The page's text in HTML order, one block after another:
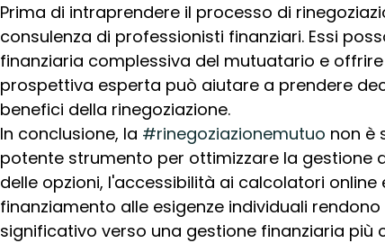
Prima di intraprendere il processo di
consulenza di professionisti finanziari. Essi
finanziaria complessiva del mutuatario e
prospettiva esperta può aiutare a prendere
benefici della rinegoziazione.
In conclusione, la #rinegoziazionemutuo non è
potente strumento per ottimizzare la gestione
delle opzioni, l'accessibilità ai calcolatori
finanziamento alle esigenze individuali
significativo verso una gestione finanziaria più